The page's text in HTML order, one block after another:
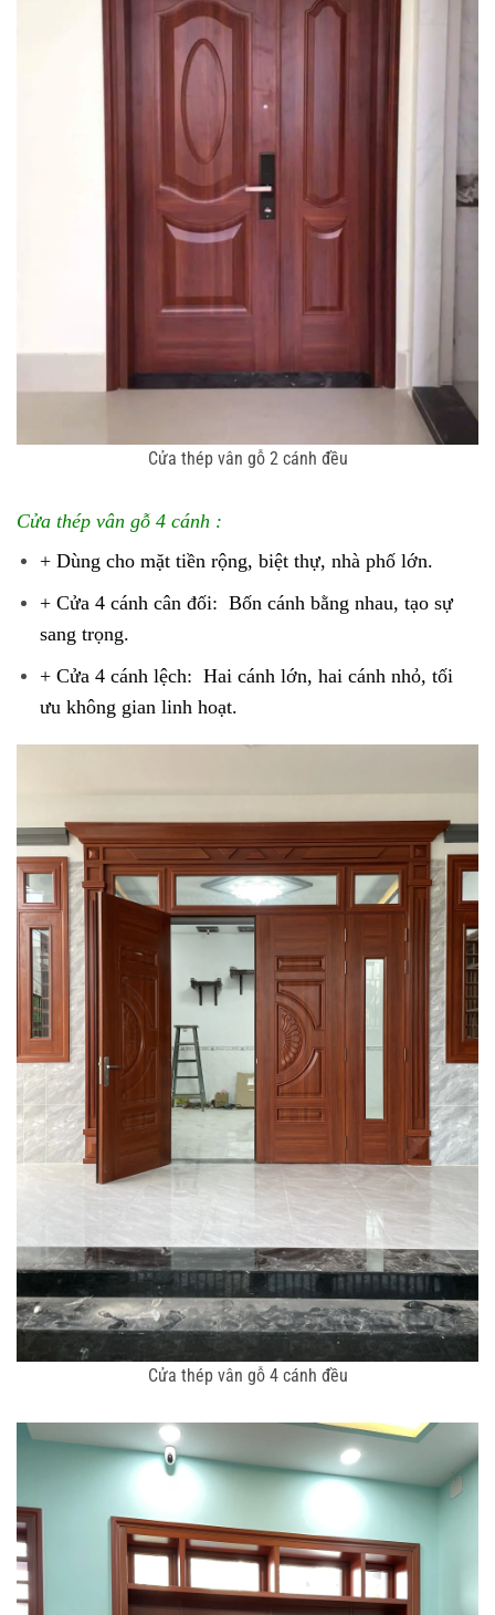
Cửa thép vân gỗ 2 cánh đều
Cửa thép vân gỗ 4 cánh :
+ Dùng cho mặt tiền rộng, biệt thự, nhà phố lớn.
+ Cửa 4 cánh cân đối: Bốn cánh bằng nhau, tạo sự
sang trọng.
+ Cửa 4 cánh lệch: Hai cánh lớn, hai cánh nhỏ, tối
ưu không gian linh hoạt.
Cửa thép vân gỗ 4 cánh đều